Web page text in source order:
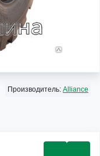
Производитель: Alliance